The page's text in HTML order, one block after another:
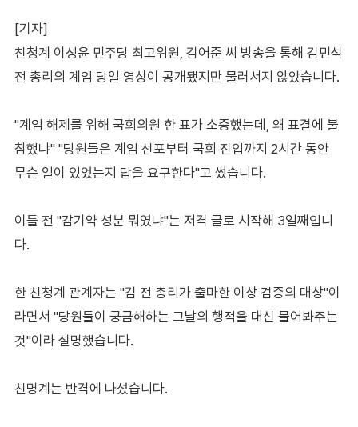
[기자]
친청계 이성윤 민주당 최고위원, 김어준 씨 방송을 통해 김민석
전 총리의 계엄 당일 영상이 공개됐지만 물러서지 않았습니다.
"계엄 해제를 위해 국회의원 한 표가 소중했는데, 왜 표결에 불
참했냐" "당원들은 계엄 선포부터 국회 진입까지 2시간 동안
무슨 일이 있었는지 답을 요구한다"고 썼습니다.
이틀 전 "감기약 성분 뭐였냐"는 저격 글로 시작해 3일째입니
다.
한 친청계 관계자는 "김 전 총리가 출마한 이상 검증의 대상"이
라면서 "당원들이 궁금해하는 그날의 행적을 대신 물어봐주는
것"이라 설명했습니다.
친명계는 반격에 나섰습니다.